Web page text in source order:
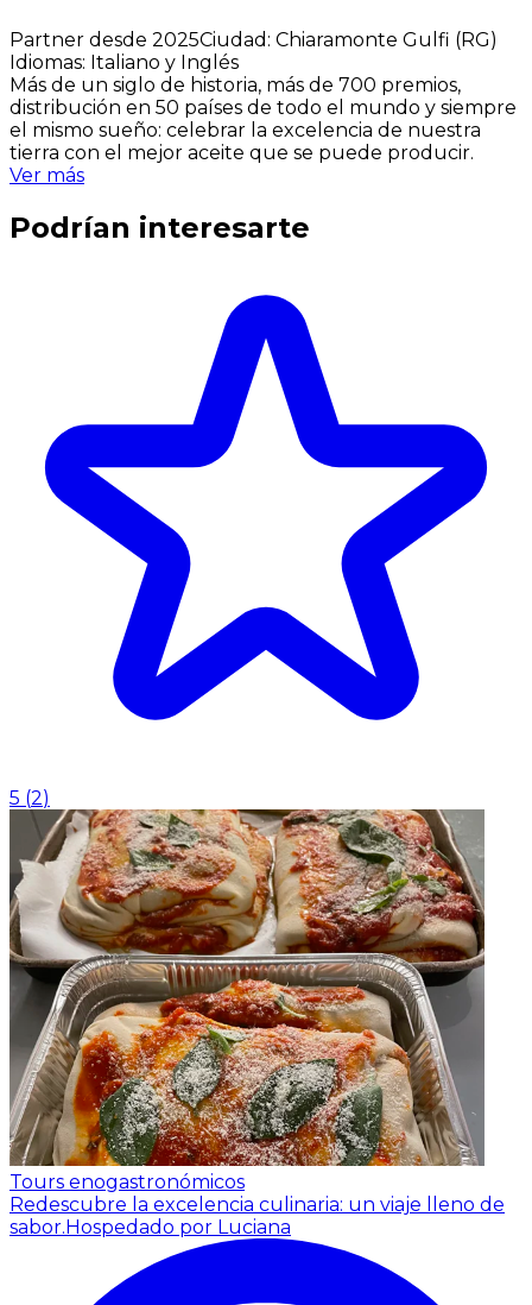
Partner desde 2025Ciudad : Chiaramonte Gulfi (RG)
Idiomas: Italiano y Inglés
Más de un siglo de historia, más de 700 premios,
distribución en 50 países de todo el mundo y siempre
el mismo sueño: celebrar la excelencia de nuestra
tierra con el mejor aceite que se puede producir.
Ver más
Podrían interesarte
5 (2)
Tours enogastronómicos
Redescubre la excelencia culinaria: un viaje lleno de
sabor.Hospedado por Luciana